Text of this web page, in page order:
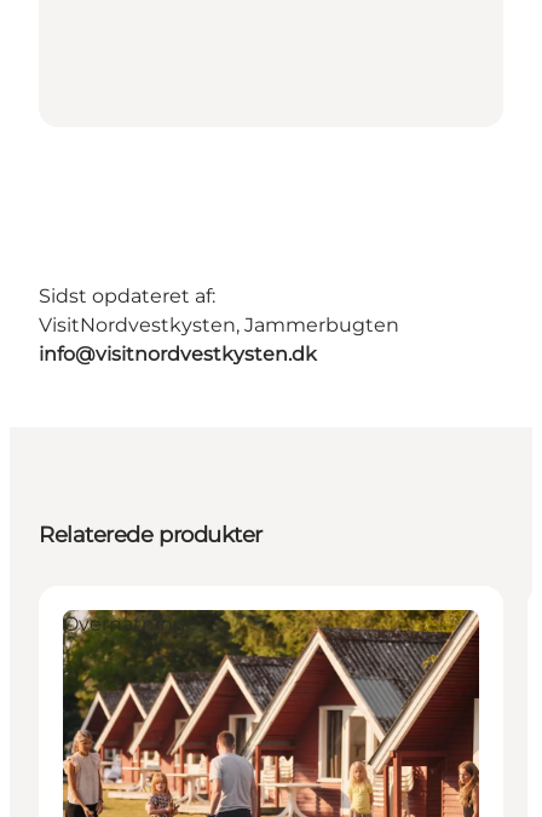
Sidst opdateret af:
VisitNordvestkysten, Jammerbugten
info@visitnordvestkysten.dk
Relaterede produkter
Overnatning